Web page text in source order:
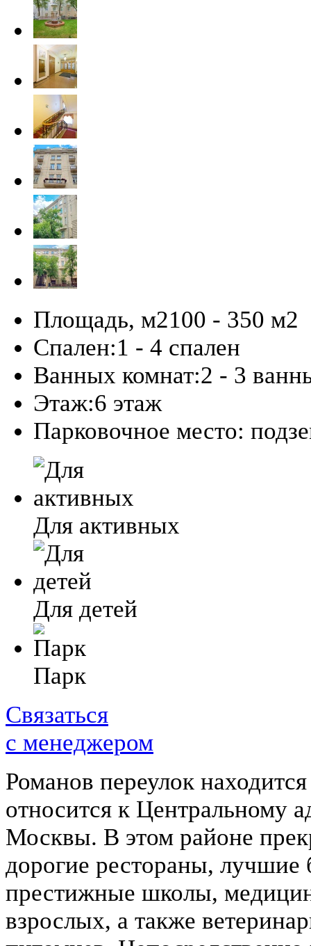
Площадь, м2100 - 350 м2
Спален:1 - 4 спален
Ванных комнат:2 - 3
Этаж:6 этаж
Парковочное место:
Для активных
Для детей
Парк
Связаться
с менеджером
Романов переулок
относится к Центральному
Москвы. В этом районе
дорогие рестораны, лучшие
престижные школы,
взрослых, а также